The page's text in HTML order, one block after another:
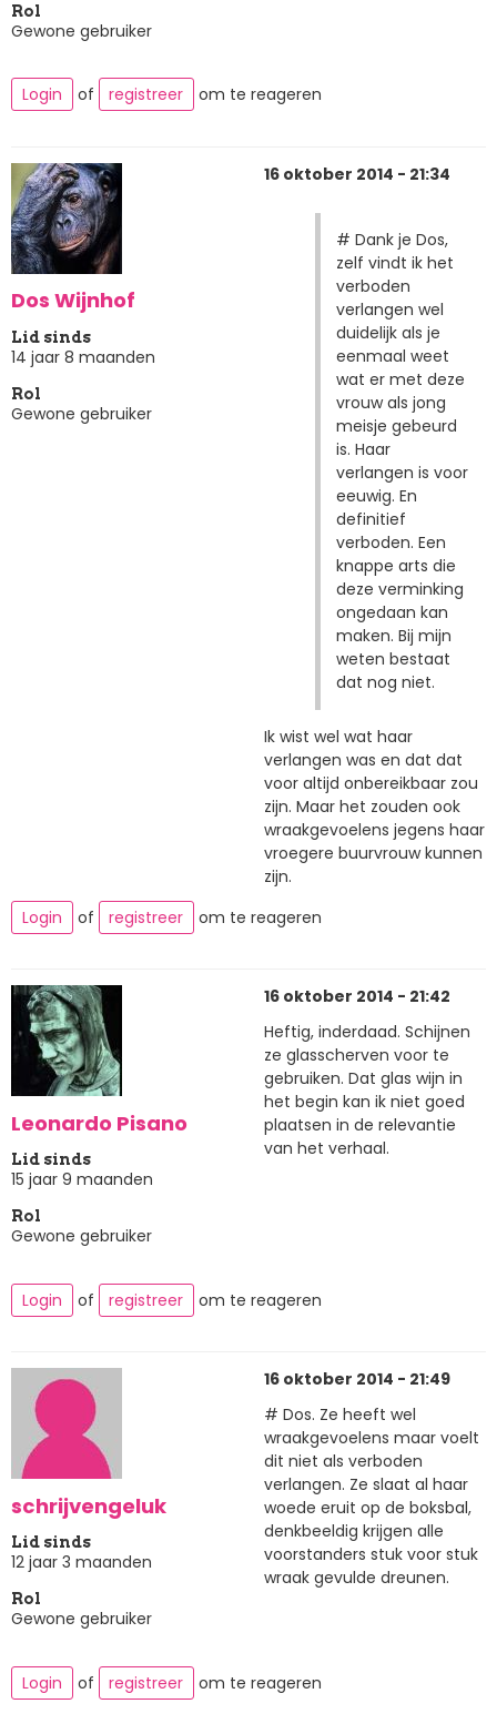
Rol
Gewone gebruiker
Login of registreer om te reageren
Dos Wijnhof
Lid sinds
14 jaar 8 maanden
Rol
Gewone gebruiker
16 oktober 2014 - 21:34
# Dank je Dos,
zelf vindt ik het
verboden
verlangen wel
duidelijk als je
eenmaal weet
wat er met deze
vrouw als jong
meisje gebeurd
is. Haar
verlangen is voor
eeuwig. En
definitief
verboden. Een
knappe arts die
deze verminking
ongedaan kan
maken. Bij mijn
weten bestaat
dat nog niet.
Ik wist wel wat haar
verlangen was en dat dat
voor altijd onbereikbaar zou
zijn. Maar het zouden ook
wraakgevoelens jegens haar
vroegere buurvrouw kunnen
zijn.
Login
of registreer om te reageren
Leonardo Pisano
Lid sinds
15 jaar 9 maanden
Rol
Gewone gebruiker
16 oktober 2014 - 21:42
Heftig, inderdaad. Schijnen
ze glasscherven voor te
gebruiken. Dat glas wijn in
het begin kan ik niet goed
plaatsen in de relevantie
van het verhaal.
Login of registreer om te reageren
schrijvengeluk
Lid sinds
12 jaar 3 maanden
Rol
Gewone gebruiker
16 oktober 2014 - 21:49
# Dos. Ze heeft wel
wraakgevoelens maar voelt
dit niet als verboden
verlangen. Ze slaat al haar
woede eruit op de boksbal,
denkbeeldig krijgen alle
voorstanders stuk voor stuk
wraak gevulde dreunen.
Login of registreer om te reageren